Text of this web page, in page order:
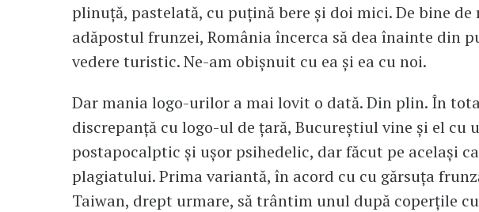
plinuță, pastelată, cu puțină bere și doi mici. De bine de
adăpostul frunzei, România încerca să dea înainte din
vedere turistic. Ne-am obișnuit cu ea și ea cu noi.
Dar mania logo-urilor a mai lovit o dată. Din plin. În
discrepanță cu logo-ul de țară, Bucureștiul vine și el cu
postapocalptic și ușor psihedelic, dar făcut pe același
plagiatului. Prima variantă, în acord cu cu gărsuța
Taiwan, drept urmare, să trântim unul după coperțile